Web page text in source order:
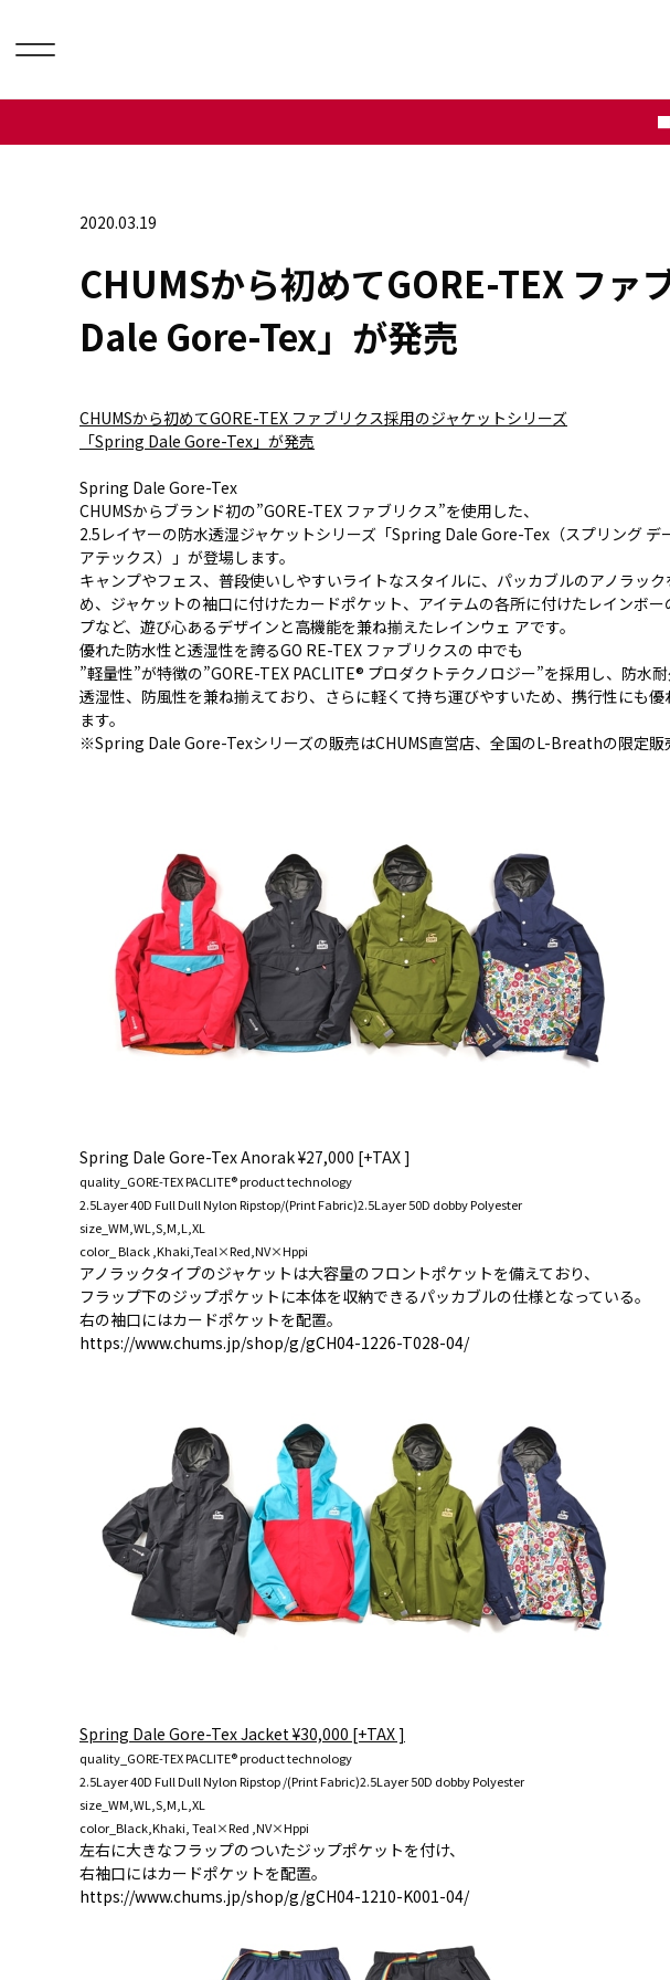
2020.03.19
CHUMSから初めてGORE-TEX フ
Dale Gore-Tex」が発売
CHUMSから初めてGORE-TEX ファブリクス採用のジャケットシリーズ
「Spring Dale Gore-Tex」が発売
Spring Dale Gore-Tex
CHUMSからブランド初の”GORE-TEX ファブリクス”を使用した、
2.5レイヤーの防水透湿ジャケットシリーズ「Spring Dale Gore-Tex（スプリング デ
アテックス）」が登場します。
キャンプやフェス、普段使いしやすいライトなスタイルに、パッカブルのアノラック
め、ジャケットの袖口に付けたカードポケット、アイテムの各所に付けたレインボー
プなど、遊び心あるデザインと高機能を兼ね揃えたレインウェ アです。
優れた防水性と透湿性を誇るGO RE-TEX ファブリクスの 中でも
”軽量性”が特徴の”GORE-TEX PACLITE® プロダクトテクノロジー”を採用し、防水耐
透湿性、防風性を兼ね揃えており、さらに軽くて持ち運びやすいため、携行性にも優
ます。
※Spring Dale Gore-Texシリーズの販売はCHUMS直営店、全国のL-Breathの限定販
Spring Dale Gore-Tex Anorak ¥27,000 [+TAX ]
quality_GORE-TEX PACLITE® product technology
2.5Layer 40D Full Dull Nylon Ripstop/(Print Fabric)2.5Layer 50D dobby Polyester
size_WM,WL,S,M,L,XL
color_ Black ,Khaki,Teal×Red,NV×Hppi
アノラックタイプのジャケットは大容量のフロントポケットを備えており、
フラップ下のジップポケットに本体を収納できるパッカブルの仕様となっている。
右の袖口にはカードポケットを配置。
https://www.chums.jp/shop/g/gCH04-1226-T028-04/
Spring Dale Gore-Tex Jacket ¥30,000 [+TAX ]
quality_GORE-TEX PACLITE® product technology
2.5Layer 40D Full Dull Nylon Ripstop /(Print Fabric)2.5Layer 50D dobby Polyester
size_WM,WL,S,M,L,XL
color_Black,Khaki, Teal×Red ,NV×Hppi
左右に大きなフラップのついたジップポケットを付け、
右袖口にはカードポケットを配置。
https://www.chums.jp/shop/g/gCH04-1210-K001-04/